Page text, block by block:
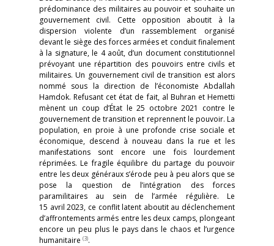
prédominance des militaires au pouvoir et souhaite un
gouvernement civil. Cette opposition aboutit à la
dispersion violente d’un rassemblement organisé
devant le siège des forces armées et conduit finalement
à la signature, le 4 août, d’un document constitutionnel
prévoyant une répartition des pouvoirs entre civils et
militaires. Un gouvernement civil de transition est alors
nommé sous la direction de l’économiste Abdallah
Hamdok. Refusant cet état de fait, al Buhran et Hemetti
mènent un coup d’État le 25 octobre 2021 contre le
gouvernement de transition et reprennent le pouvoir. La
population, en proie à une profonde crise sociale et
économique, descend à nouveau dans la rue et les
manifestations sont encore une fois lourdement
réprimées. Le fragile équilibre du partage du pouvoir
entre les deux généraux s’érode peu à peu alors que se
pose la question de l’intégration des forces
paramilitaires au sein de l’armée régulière. Le
15 avril 2023, ce conflit latent aboutit au déclenchement
d’affrontements armés entre les deux camps, plongeant
encore un peu plus le pays dans le chaos et l’urgence
humanitaire (3).